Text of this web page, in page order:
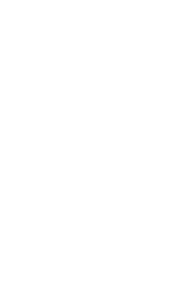
明するものではありま
期間は出荷製品に未対応